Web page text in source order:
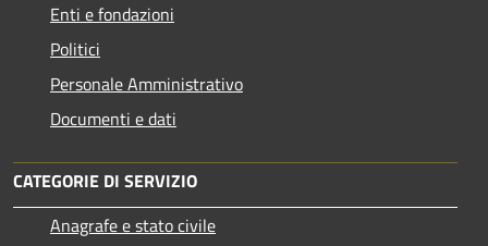
Enti e fondazioni
Politici
Personale Amministrativo
Documenti e dati
CATEGORIE DI SERVIZIO
Anagrafe e stato civile